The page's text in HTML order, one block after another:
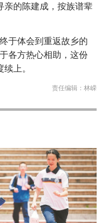
亲的陈建成，按族谱辈
于体会到重返故乡的
各方热心相助，这份
上。
责任编辑： 林嵘